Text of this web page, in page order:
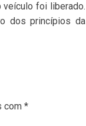
veículo foi liberado.
dos princípios da
com *